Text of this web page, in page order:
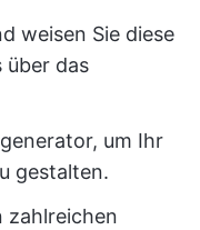
weisen Sie diese
über das
um Ihr
gestalten.
zahlreichen